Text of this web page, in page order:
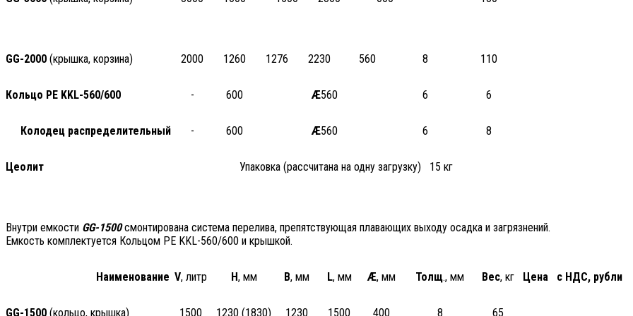
GG-2000 (крышка, корзина) 2000 1260 1276 2230 560 8 110
Кольцо РЕ KKL-560/600 - 600 Æ560 6 6
Колодец распределительный - 600 Æ560 6 8
Цеолит Упаковка (рассчитана на одну загрузку) 15 кг
Внутри емкости GG-1500смонтирована система перелива, препятствующая плавающих выходу осадка и загрязнений.
Емкость комплектуется Кольцом РЕ KKL-560/600 и крышкой.
Наименование V, литр H, мм B, мм L, мм Æ, мм Толщ., мм Вес, кг Цена с НДС, рубли
GG-1500 (кольцо, крышка) 1500 1230 (1830) 1230 1500 400 8 65